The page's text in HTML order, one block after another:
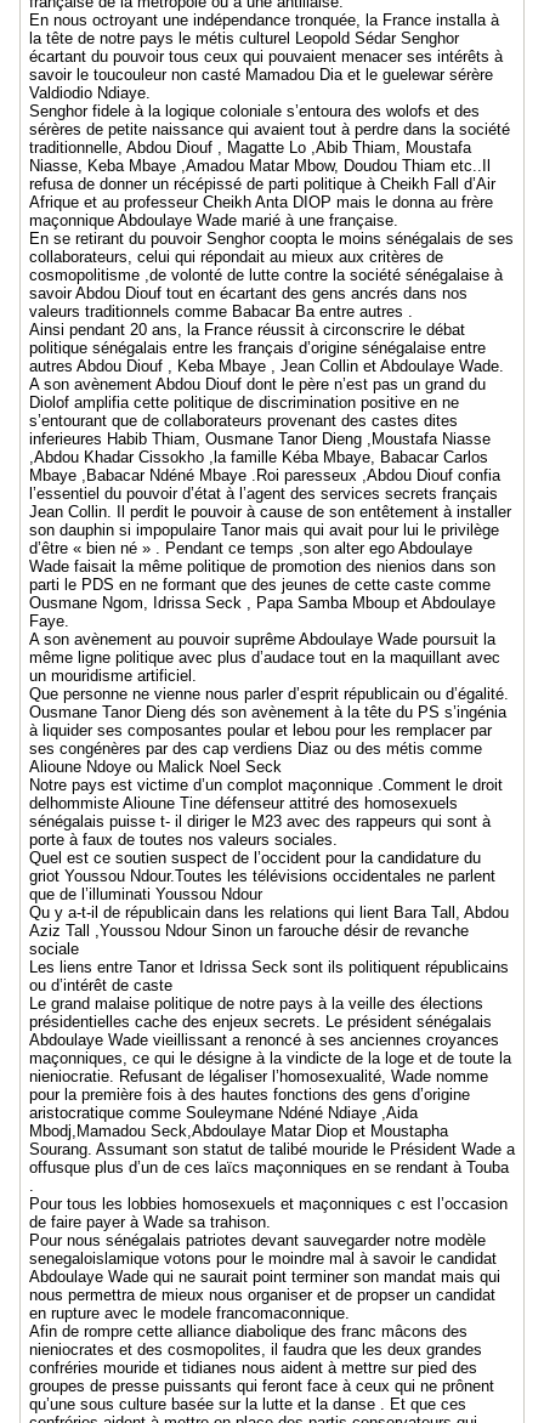
En nous octroyant une indépendance tronquée, la France installa à
la tête de notre pays le métis culturel Leopold Sédar Senghor
écartant du pouvoir tous ceux qui pouvaient menacer ses intérêts à
savoir le toucouleur non casté Mamadou Dia et le guelewar sérère
Valdiodio Ndiaye.
Senghor fidele à la logique coloniale s’entoura des wolofs et des
sérères de petite naissance qui avaient tout à perdre dans la société
traditionnelle, Abdou Diouf , Magatte Lo ,Abib Thiam, Moustafa
Niasse, Keba Mbaye ,Amadou Matar Mbow, Doudou Thiam etc..Il
refusa de donner un récépissé de parti politique à Cheikh Fall d’Air
Afrique et au professeur Cheikh Anta DIOP mais le donna au frère
maçonnique Abdoulaye Wade marié à une française.
En se retirant du pouvoir Senghor coopta le moins sénégalais de ses
collaborateurs, celui qui répondait au mieux aux critères de
cosmopolitisme ,de volonté de lutte contre la société sénégalaise à
savoir Abdou Diouf tout en écartant des gens ancrés dans nos
valeurs traditionnels comme Babacar Ba entre autres .
Ainsi pendant 20 ans, la France réussit à circonscrire le débat
politique sénégalais entre les français d’origine sénégalaise entre
autres Abdou Diouf , Keba Mbaye , Jean Collin et Abdoulaye Wade.
A son avènement Abdou Diouf dont le père n’est pas un grand du
Diolof amplifia cette politique de discrimination positive en ne
s’entourant que de collaborateurs provenant des castes dites
inferieures Habib Thiam, Ousmane Tanor Dieng ,Moustafa Niasse
,Abdou Khadar Cissokho ,la famille Kéba Mbaye, Babacar Carlos
Mbaye ,Babacar Ndéné Mbaye .Roi paresseux ,Abdou Diouf confia
l’essentiel du pouvoir d’état à l’agent des services secrets français
Jean Collin. Il perdit le pouvoir à cause de son entêtement à installer
son dauphin si impopulaire Tanor mais qui avait pour lui le privilège
d’être « bien né » . Pendant ce temps ,son alter ego Abdoulaye
Wade faisait la même politique de promotion des nienios dans son
parti le PDS en ne formant que des jeunes de cette caste comme
Ousmane Ngom, Idrissa Seck , Papa Samba Mboup et Abdoulaye
Faye.
A son avènement au pouvoir suprême Abdoulaye Wade poursuit la
même ligne politique avec plus d’audace tout en la maquillant avec
un mouridisme artificiel.
Que personne ne vienne nous parler d’esprit républicain ou d’égalité.
Ousmane Tanor Dieng dés son avènement à la tête du PS s’ingénia
à liquider ses composantes poular et lebou pour les remplacer par
ses congénères par des cap verdiens Diaz ou des métis comme
Alioune Ndoye ou Malick Noel Seck
Notre pays est victime d’un complot maçonnique .Comment le droit
delhommiste Alioune Tine défenseur attitré des homosexuels
sénégalais puisse t- il diriger le M23 avec des rappeurs qui sont à
porte à faux de toutes nos valeurs sociales.
Quel est ce soutien suspect de l’occident pour la candidature du
griot Youssou Ndour.Toutes les télévisions occidentales ne parlent
que de l’illuminati Youssou Ndour
Qu y a-t-il de républicain dans les relations qui lient Bara Tall, Abdou
Aziz Tall ,Youssou Ndour Sinon un farouche désir de revanche
sociale
Les liens entre Tanor et Idrissa Seck sont ils politiquent républicains
ou d’intérêt de caste
Le grand malaise politique de notre pays à la veille des élections
présidentielles cache des enjeux secrets. Le président sénégalais
Abdoulaye Wade vieillissant a renoncé à ses anciennes croyances
maçonniques, ce qui le désigne à la vindicte de la loge et de toute la
nieniocratie. Refusant de légaliser l’homosexualité, Wade nomme
pour la première fois à des hautes fonctions des gens d’origine
aristocratique comme Souleymane Ndéné Ndiaye ,Aida
Mbodj,Mamadou Seck,Abdoulaye Matar Diop et Moustapha
Sourang. Assumant son statut de talibé mouride le Président Wade a
offusque plus d’un de ces laïcs maçonniques en se rendant à Touba
Pour tous les lobbies homosexuels et maçonniques c est l’occasion
de faire payer à Wade sa trahison.
Pour nous sénégalais patriotes devant sauvegarder notre modèle
senegaloislamique votons pour le moindre mal à savoir le candidat
Abdoulaye Wade qui ne saurait point terminer son mandat mais qui
nous permettra de mieux nous organiser et de propser un candidat
en rupture avec le modele francomaconnique.
Afin de rompre cette alliance diabolique des franc mâcons des
nieniocrates et des cosmopolites, il faudra que les deux grandes
confréries mouride et tidianes nous aident à mettre sur pied des
groupes de presse puissants qui feront face à ceux qui ne prônent
qu’une sous culture basée sur la lutte et la danse . Et que ces